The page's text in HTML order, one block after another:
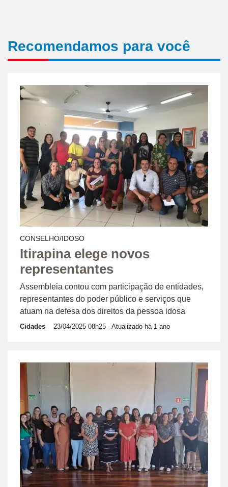
Recomendamos para você
CONSELHO/IDOSO
Itirapina elege novos
representantes
Assembleia contou com participação de entidades,
representantes do poder público e serviços que
atuam na defesa dos direitos da pessoa idosa
Cidades 23/04/2025 08h25 - Atualizado há 1 ano